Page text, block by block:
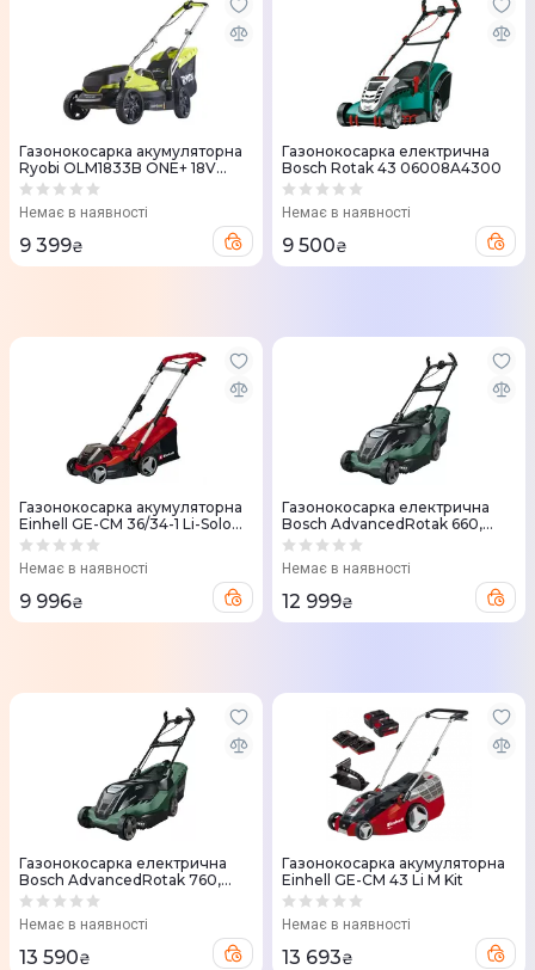
Газонокосарка акумуляторна
Ryobi OLM1833B ONE+ 18V
33см 35л 25-65мм без АКБ та
Немає в наявності
9 399₴
Газонокосарка електрична
Bosch Rotak 43 06008A4300
Немає в наявності
9 500₴
Газонокосарка акумуляторна
Einhell GE-CM 36/34-1 Li-Solo
PXC 18V 33.5см без АКБ та ЗП
Немає в наявності
9 996₴
Газонокосарка електрична
Bosch AdvancedRotak 660,
1700Вт, 42см, 50л
Немає в наявності
12 999₴
Газонокосарка електрична
Bosch AdvancedRotak 760,
1800Вт, 46см, 50л
Немає в наявності
13 590₴
Газонокосарка акумуляторна
Einhell GE-CM 43 Li M Kit
Немає в наявності
13 693₴